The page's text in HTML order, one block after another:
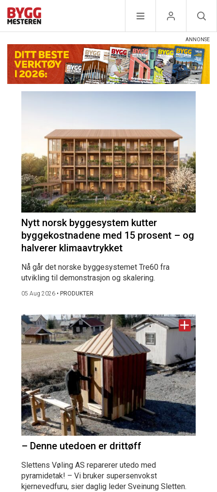
Nytt norsk byggesystem kutter
byggekostnadene med 15 prosent – og
halverer klimaavtrykket
Nå går det norske byggesystemet Tre60 fra
utvikling til demonstrasjon og skalering.
05 Aug 2026 • PRODUKTER
– Denne utedoen er drittøff
Slettens Vøling AS reparerer utedo med
pyramidetak! – Vi bruker supersenvokst
kjernevedfuru, sier daglig leder Sveinung Sletten.